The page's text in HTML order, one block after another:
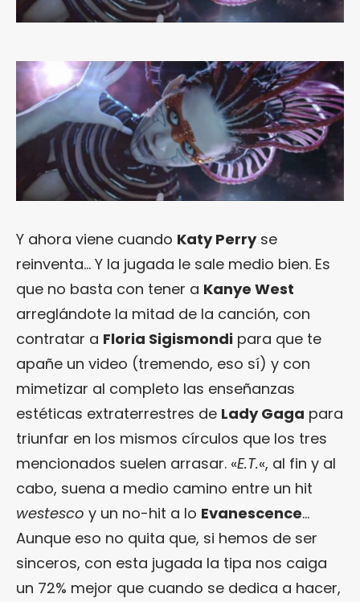
Y ahora viene cuando Katy Perryse
reinventa… Y la jugada le sale medio bien. Es
que no basta con tener a Kanye West
arreglándote la mitad de la canción, con
contratar a Floria Sigismondi para que te
apañe un video (tremendo, eso sí) y con
mimetizar al completo las enseñanzas
estéticas extraterrestres de Lady Gaga para
triunfar en los mismos círculos que los tres
mencionados suelen arrasar. «E.T.«, al fin y al
cabo, suena a medio camino entre un hit
westesco y un no-hit a lo Evanescence…
Aunque eso no quita que, si hemos de ser
sinceros, con esta jugada la tipa nos caiga
un 72% mejor que cuando se dedica a hacer,